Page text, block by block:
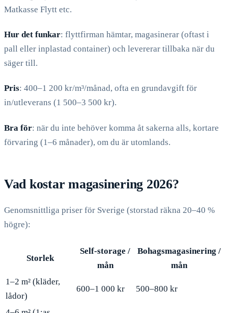
Matkasse Flytt etc.
Hur det funkar: flyttfirman hämtar, magasinerar (oftast i
pall eller inplastad container) och levererar tillbaka när du
säger till.
Pris: 400–1 200 kr/m³/månad, ofta en grundavgift för
in/utleverans (1 500–3 500 kr).
Bra för: när du inte behöver komma åt sakerna alls, kortare
förvaring (1–6 månader), om du är utomlands.
Vad kostar magasinering 2026?
Genomsnittliga priser för Sverige (storstad räkna 20–40 %
högre):
Storlek
Self-storage /
mån
Bohagsmagasinering /
mån
1–2 m² (kläder,
lådor)
600–1 000 kr 500–800 kr